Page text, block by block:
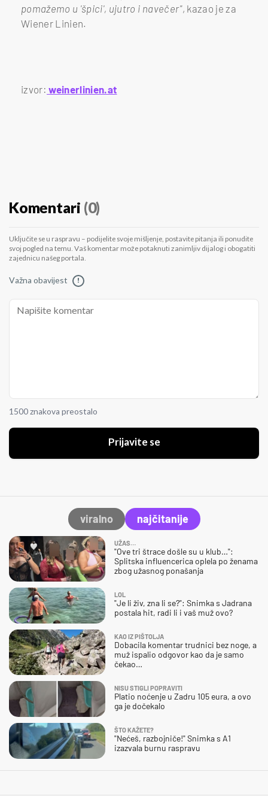
pomažemo u 'špici', ujutro i navečer", kazao je za
Wiener Linien.
izvor: weinerlinien.at
Komentari (0)
Uključite se u raspravu – podijelite svoje mišljenje, postavite pitanja ili ponudite
svoj pogled na temu. Vaš komentar može potaknuti zanimljiv dijalog i obogatiti
zajednicu našeg portala.
Važna obavijest !
1500 znakova preostalo
Prijavite se
viralno najčitanije
UŽAS…
"Ove tri štrace došle su u klub…":
Splitska influencerica oplela po ženama
zbog užasnog ponašanja
LOL
"Je li živ, zna li se?": Snimka s Jadrana
postala hit, radi li i vaš muž ovo?
KAO IZ PIŠTOLJA
Dobacila komentar trudnici bez noge, a
muž ispalio odgovor kao da je samo
čekao…
NISU STIGLI POPRAVITI
Platio noćenje u Zadru 105 eura, a ovo
ga je dočekalo
ŠTO KAŽETE?
"Nećeš, razbojniče!" Snimka s A1
izazvala burnu raspravu